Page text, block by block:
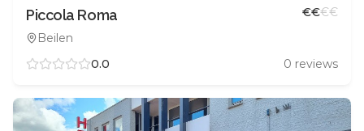
Piccola Roma
Beilen
€€€€
0.0 0 reviews